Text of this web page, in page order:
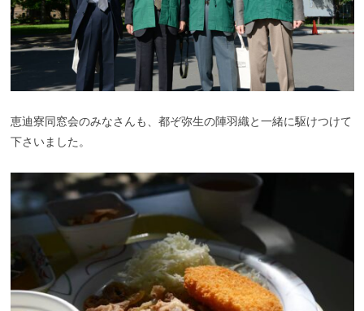
恵迪寮同窓会のみなさんも、都ぞ弥生の陣羽織と一緒に駆けつけて
下さいました。